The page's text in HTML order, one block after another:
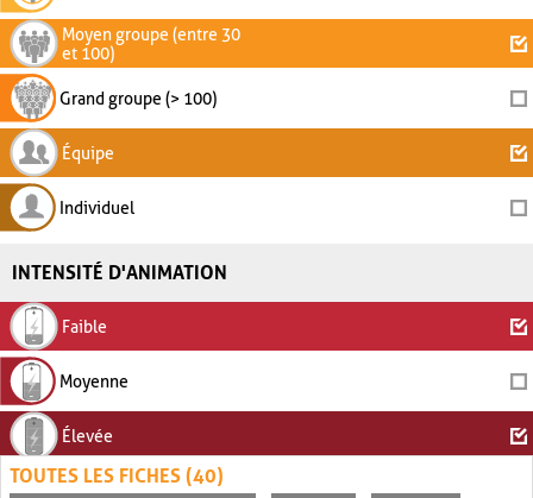
Moyen groupe (entre 30
et 100)
Grand groupe (> 100)
Équipe
Individuel
INTENSITÉ D'ANIMATION
Faible
Moyenne
Élevée
TOUTES LES FICHES (40)